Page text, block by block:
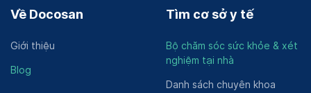
Về Docosan
Giới thiệu
Blog
Tìm cơ sở y tế
Bộ chăm sóc sức khỏe & xét
nghiệm tại nhà
Danh sách chuyên khoa